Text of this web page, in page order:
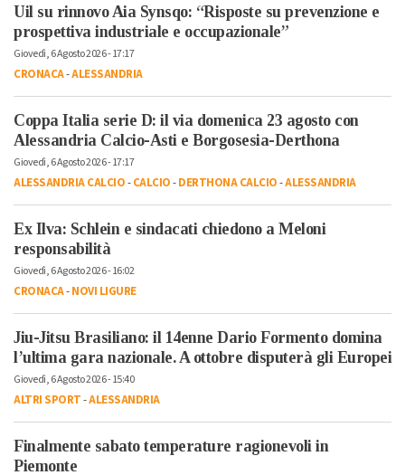
Uil su rinnovo Aia Synsqo: “Risposte su prevenzione e
prospettiva industriale e occupazionale”
Giovedì, 6 Agosto 2026 - 17:17
CRONACA-ALESSANDRIA
Coppa Italia serie D: il via domenica 23 agosto con
Alessandria Calcio-Asti e Borgosesia-Derthona
Giovedì, 6 Agosto 2026 - 17:17
ALESSANDRIA CALCIO-CALCIO-DERTHONA CALCIO-ALESSANDRIA
Ex Ilva: Schlein e sindacati chiedono a Meloni
responsabilità
Giovedì, 6 Agosto 2026 - 16:02
CRONACA-NOVI LIGURE
Jiu-Jitsu Brasiliano: il 14enne Dario Formento domina
l’ultima gara nazionale. A ottobre disputerà gli Europei
Giovedì, 6 Agosto 2026 - 15:40
ALTRI SPORT-ALESSANDRIA
Finalmente sabato temperature ragionevoli in
Piemonte